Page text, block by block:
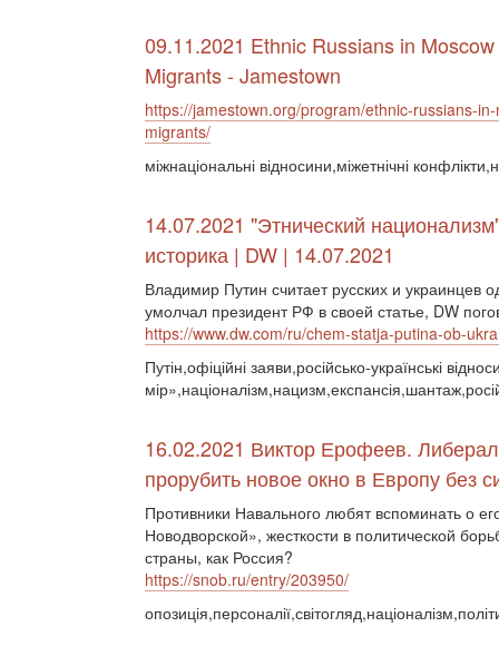
09.11.2021 Ethnic Russians in
Migrants - Jamestown
https://jamestown.org/program/ethnic-russians-
migrants/
міжнаціональні відносини,міжетнічні
14.07.2021 "Этнический
историка | DW | 14.07.2021
Владимир Путин считает русских и
умолчал президент РФ в своей статье, DW
https://www.dw.com/ru/chem-statja-putina-ob-
Путін,офіційні заяви,російсько-українські
16.02.2021 Виктор Ерофеев.
прорубить новое окно в Европу без
Противники Навального любят вспоминать о
Новодворской», жесткости в политической
страны, как Россия?
https://snob.ru/entry/203950/